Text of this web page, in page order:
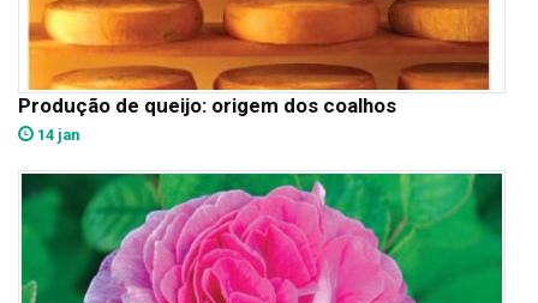
Produção de queijo: origem dos coalhos
14 jan